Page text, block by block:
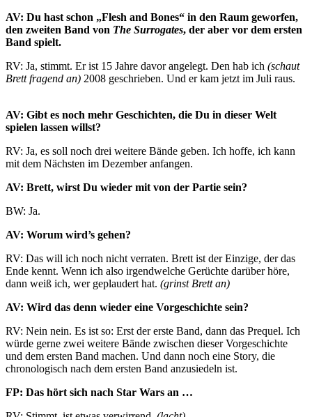
AV: Du hast schon „Flesh and Bones“ in den Raum geworfen,
den zweiten Band von The Surrogates, der aber vor dem ersten
Band spielt.
RV: Ja, stimmt. Er ist 15 Jahre davor angelegt. Den hab ich (schaut
Brett fragend an) 2008 geschrieben. Und er kam jetzt im Juli raus.
AV: Gibt es noch mehr Geschichten, die Du in dieser Welt
spielen lassen willst?
RV: Ja, es soll noch drei weitere Bände geben. Ich hoffe, ich kann
mit dem Nächsten im Dezember anfangen.
AV: Brett, wirst Du wieder mit von der Partie sein?
BW: Ja.
AV: Worum wird’s gehen?
RV: Das will ich noch nicht verraten. Brett ist der Einzige, der das
Ende kennt. Wenn ich also irgendwelche Gerüchte darüber höre,
dann weiß ich, wer geplaudert hat. (grinst Brett an)
AV: Wird das denn wieder eine Vorgeschichte sein?
RV: Nein nein. Es ist so: Erst der erste Band, dann das Prequel. Ich
würde gerne zwei weitere Bände zwischen dieser Vorgeschichte
und dem ersten Band machen. Und dann noch eine Story, die
chronologisch nach dem ersten Band anzusiedeln ist.
FP: Das hört sich nach Star Wars an …